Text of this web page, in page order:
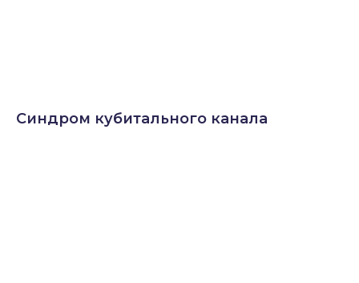
Синдром кубитального канала